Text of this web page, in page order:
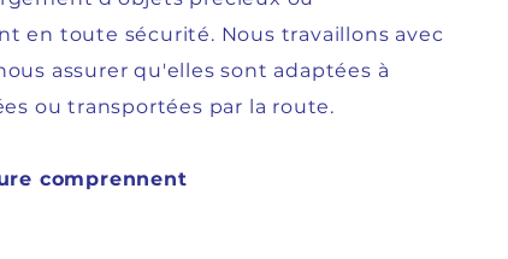
en toute sécurité. Nous travaillons avec
assurer qu'elles sont adaptées à
ou transportées par la route.
comprennent